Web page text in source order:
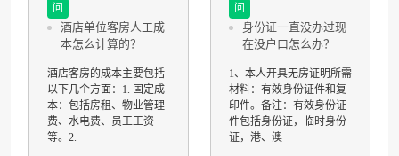
问
酒店单位客房人工成
本怎么计算的？
酒店客房的成本主要包括
以下几个方面：1. 固定成
本：包括房租、物业管理
费、水电费、员工工资
等。2.
问
身份证一直没办过现
在没户口怎么办？
1、本人开具无房证明所需
材料：有效身份证件和复
印件。备注：有效身份证
件包括身份证，临时身份
证，港、澳